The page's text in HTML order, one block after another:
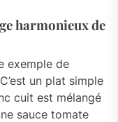
harmonieux de
exemple de
un plat simple
cuit est mélangé
sauce tomate